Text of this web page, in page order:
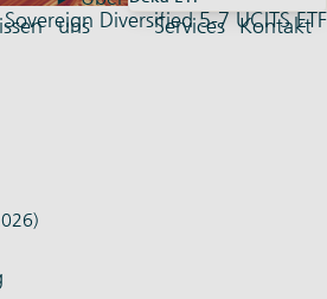
uns
Services Kontakt
Diversified 5-7 UCITS ETF